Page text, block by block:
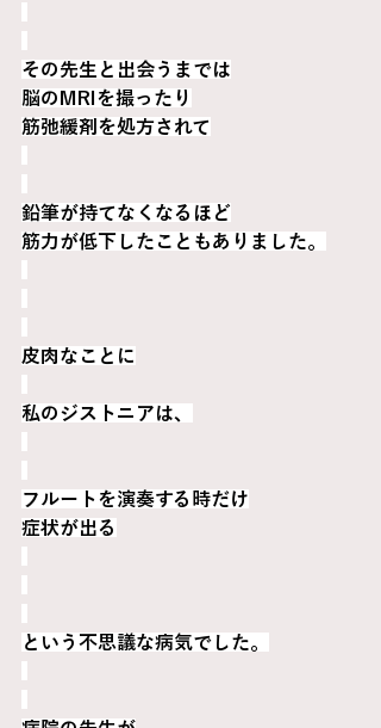
その先生と出会うまでは
脳のMRIを撮ったり
筋弛緩剤を処方されて
鉛筆が持てなくなるほど
筋力が低下したこともありました。
皮肉なことに
私のジストニアは、
フルートを演奏する時だけ
症状が出る
という不思議な病気でした。